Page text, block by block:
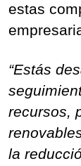
estas
“Estás
recursos,
la